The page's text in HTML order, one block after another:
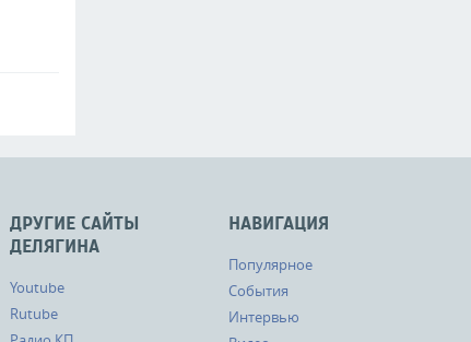
НАВИГАЦИЯ
Популярное
События
Интервью
ДРУГИЕ САЙТЫ
ДЕЛЯГИНА
Youtube
Rutube